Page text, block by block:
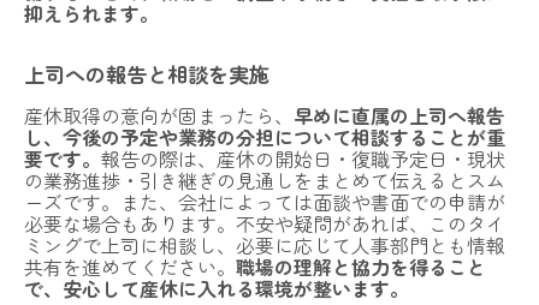
抑えられます。
上司への報告と相談を実施
産休取得の意向が固まったら、 早めに直属の上司へ報告
し、今後の予定や業務の分担について相談することが重
要です。 報告の際は、産休の開始日・復職予定日・現状
の業務進捗・引き継ぎの見通しをまとめて伝えるとスム
ーズです。また、会社によっては面談や書面での申請が
必要な場合もあります。不安や疑問があれば、このタイ
ミングで上司に相談し、必要に応じて人事部門とも情報
共有を進めてください。 職場の理解と協力を得ること
で、安心して産休に入れる環境が整います。